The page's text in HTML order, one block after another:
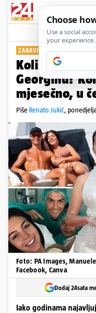
ZABAVITE SE I NEŠTO
Koliko
Georginu?
mjesečno, u
Piše Renato Jukić,
Foto: PA Images,
Facebook, Canva
Dodaj 24sata
Iako godinama